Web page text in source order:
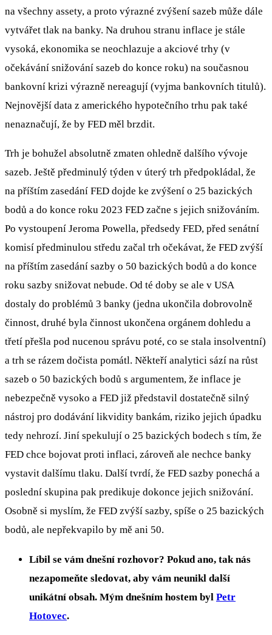
na všechny assety, a proto výrazné zvýšení sazeb může dále
vytvářet tlak na banky. Na druhou stranu inflace je stále
vysoká, ekonomika se neochlazuje a akciové trhy (v
očekávání snižování sazeb do konce roku) na současnou
bankovní krizi výrazně nereagují (vyjma bankovních titulů).
Nejnovější data z amerického hypotečního trhu pak také
nenaznačují, že by FED měl brzdit.
Trh je bohužel absolutně zmaten ohledně dalšího vývoje
sazeb. Ještě předminulý týden v úterý trh předpokládal, že
na příštím zasedání FED dojde ke zvýšení o 25 bazických
bodů a do konce roku 2023 FED začne s jejich snižováním.
Po vystoupení Jeroma Powella, předsedy FED, před senátní
komisí předminulou středu začal trh očekávat, že FED zvýší
na příštím zasedání sazby o 50 bazických bodů a do konce
roku sazby snižovat nebude. Od té doby se ale v USA
dostaly do problémů 3 banky (jedna ukončila dobrovolně
činnost, druhé byla činnost ukončena orgánem dohledu a
třetí přešla pod nucenou správu poté, co se stala insolventní)
a trh se rázem dočista pomátl. Někteří analytici sází na růst
sazeb o 50 bazických bodů s argumentem, že inflace je
nebezpečně vysoko a FED již představil dostatečně silný
nástroj pro dodávání likvidity bankám, riziko jejich úpadku
tedy nehrozí. Jiní spekulují o 25 bazických bodech s tím, že
FED chce bojovat proti inflaci, zároveň ale nechce banky
vystavit dalšímu tlaku. Další tvrdí, že FED sazby ponechá a
poslední skupina pak predikuje dokonce jejich snižování.
Osobně si myslím, že FED zvýší sazby, spíše o 25 bazických
bodů, ale nepřekvapilo by mě ani 50.
Líbil se vám dnešní rozhovor? Pokud ano, tak nás
nezapomeňte sledovat, aby vám neunikl další
unikátní obsah. Mým dnešním hostem byl Petr
Hotovec.